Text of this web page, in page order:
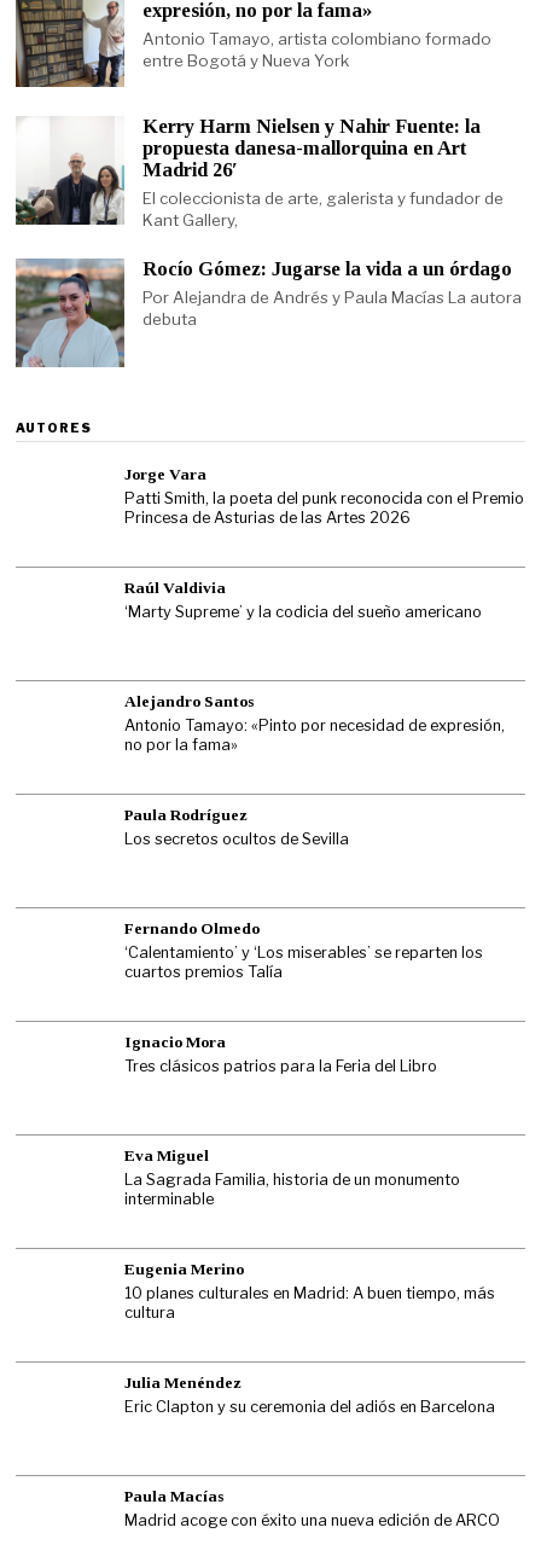
expresión, no por la fama»
Antonio Tamayo, artista colombiano formado
entre Bogotá y Nueva York
Kerry Harm Nielsen y Nahir Fuente: la
propuesta danesa-mallorquina en Art
Madrid 26′
El coleccionista de arte, galerista y fundador de
Kant Gallery,
Rocío Gómez: Jugarse la vida a un órdago
Por Alejandra de Andrés y Paula Macías La autora
debuta
AUTORES
Jorge Vara
Patti Smith, la poeta del punk reconocida con el Premio
Princesa de Asturias de las Artes 2026
Raúl Valdivia
‘Marty Supreme’ y la codicia del sueño americano
Alejandro Santos
Antonio Tamayo: «Pinto por necesidad de expresión,
no por la fama»
Paula Rodríguez
Los secretos ocultos de Sevilla
Fernando Olmedo
‘Calentamiento’ y ‘Los miserables’ se reparten los
cuartos premios Talía
Ignacio Mora
Tres clásicos patrios para la Feria del Libro
Eva Miguel
La Sagrada Familia, historia de un monumento
interminable
Eugenia Merino
10 planes culturales en Madrid: A buen tiempo, más
cultura
Julia Menéndez
Eric Clapton y su ceremonia del adiós en Barcelona
Paula Macías
Madrid acoge con éxito una nueva edición de ARCO